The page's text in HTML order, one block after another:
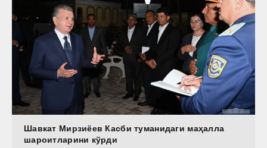
Шавкат Мирзиёев Касби туманидaги маҳалла
шароитларини кўрди